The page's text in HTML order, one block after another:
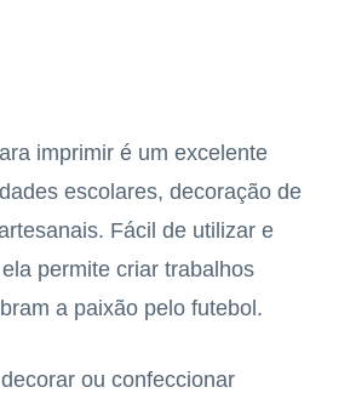
imprimir é um excelente
escolares, decoração de
Fácil de utilizar e
permite criar trabalhos
a paixão pelo futebol.
ou confeccionar